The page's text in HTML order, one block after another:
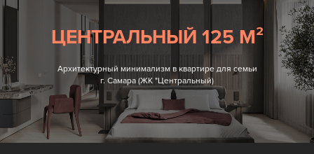
ЦЕНТРАЛЬНЫЙ 125 М²
Архитектурный минимализм в квартире для семьи
г. Самара (ЖК "Центральный)